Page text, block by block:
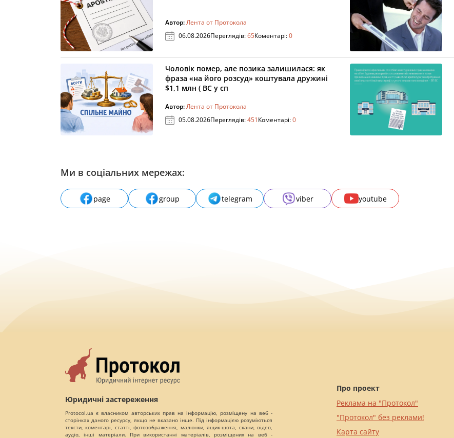
Автор:Лента от Протокола
06.08.2026Переглядів:65Коментарі:0
Чоловік помер, але позика залишилася: як
фраза «на його розсуд» коштувала дружині
$1,1 млн ( ВС у сп
Автор:Лента от Протокола
05.08.2026Переглядів:451Коментарі:0
Ми в соціальних мережах:
page group telegram viber youtube
Юридичні застереження
Protocol.ua є власником авторських прав на інформацію, розміщену на веб -
сторінках даного ресурсу, якщо не вказано інше. Під інформацією розуміються
тексти, коментарі, статті, фотозображення, малюнки, ящик-шота, скани, відео,
аудіо, інші матеріали. При використанні матеріалів, розміщених на веб -
Про проект
Реклама на "Протокол"
"Протокол" без реклами!
Карта сайту